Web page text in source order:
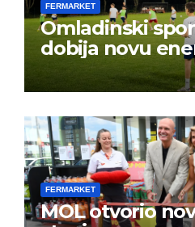
FERMARKET
Omladinski
dobija novu
FERMARKET
MOL otvorio